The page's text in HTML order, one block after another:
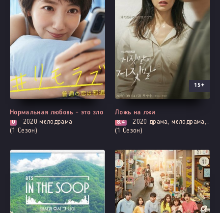
Все серии
Нормальная любовь - это зло
0 2020 мелодрама
(1 Сезон)
Все серии
15+
Ложь на лжи
8.4 2020 драма, мелодрама, романтика, триллер
(1 Сезон)